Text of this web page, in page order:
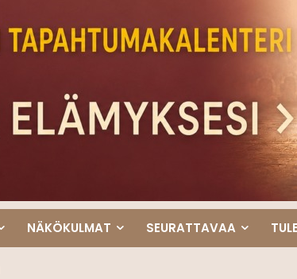
NÄKÖKULMAT SEURATTAVAA